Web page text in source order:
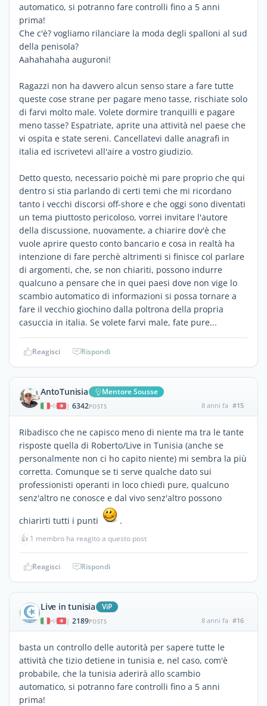
automatico, si potranno fare controlli fino a 5 anni
prima!
Che c'è? vogliamo rilanciare la moda degli spalloni al sud
della penisola?
Aahahahaha auguroni!
Ragazzi non ha davvero alcun senso stare a fare tutte
queste cose strane per pagare meno tasse, rischiate solo
di farvi molto male. Volete dormire tranquilli e pagare
meno tasse? Espatriate, aprite una attività nel paese che
vi ospita e state sereni. Cancellatevi dalle anagrafi in
italia ed iscrivetevi all'aire a vostro giudizio.
Detto questo, necessario poichè mi pare proprio che qui
dentro si stia parlando di certi temi che mi ricordano
tanto i vecchi discorsi off-shore e che oggi sono diventati
un tema piuttosto pericoloso, vorrei invitare l'autore
della discussione, nuovamente, a chiarire dov'è che
vuole aprire questo conto bancario e cosa in realtà ha
intenzione di fare perchè altrimenti si finisce col parlare
di argomenti, che, se non chiariti, possono indurre
qualcuno a pensare che in quei paesi dove non vige lo
scambio automatico di informazioni si possa tornare a
fare il vecchio giochino dalla poltrona della propria
casuccia in italia. Se volete farvi male, fate pure...
Reagisci Rispondi
AntoTunisia Mentore Sousse
| 6342POSTS 8 anni fa #15
Ribadisco che ne capisco meno di niente ma tra le tante
risposte quella di Roberto/Live in Tunisia (anche se
personalmente non ci ho capito niente) mi sembra la più
corretta. Comunque se ti serve qualche dato sui
professionisti operanti in loco chiedi pure, qualcuno
senz'altro ne conosce e dal vivo senz'altro possono
chiarirti tutti i punti
.
👍 1 membro ha reagito a questo post
Reagisci Rispondi
Live in tunisia ViP
| 2189POSTS 8 anni fa #16
basta un controllo delle autorità per sapere tutte le
attività che tizio detiene in tunisia e, nel caso, com'è
probabile, che la tunisia aderirà allo scambio
automatico, si potranno fare controlli fino a 5 anni
prima!